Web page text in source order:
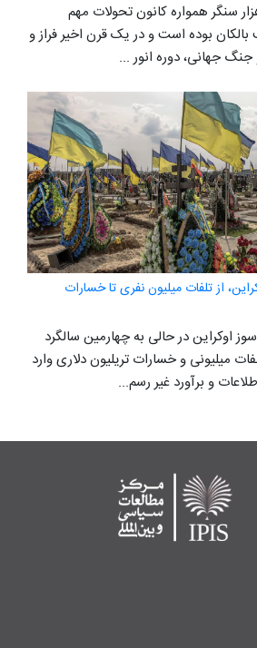
سنگر همواره کانون تحولات مهم
بوده است و در یک قرن اخیر فراز و
جنگ جهانی، دوره انور ...
از تلفات میلیون نفری تا خسارات
اوکراین در حالی به چهارمین سالگرد
میلیونی و خسارات تریلیون دلاری وارد
و برآورد غیر رسم...